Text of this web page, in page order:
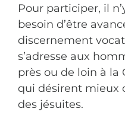
Pour participer, il
besoin d’être
discernement
s’adresse aux
près ou de loin à la
qui désirent mieux
des jésuites.